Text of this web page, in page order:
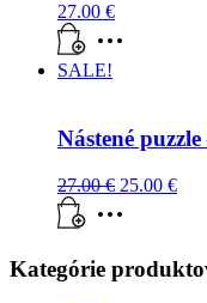
27.00 €
SALE!
Nástené
27.00€ 25.00 €
Kategórie